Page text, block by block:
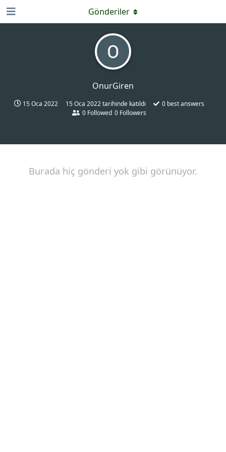
OnurGiren
15 Oca 2022 15 Oca 2022tarihinde katıldı 0 best answers
0 Followed 0 Followers
Gönderiler
Burada hiç gönderi yok gibi görünüyor.